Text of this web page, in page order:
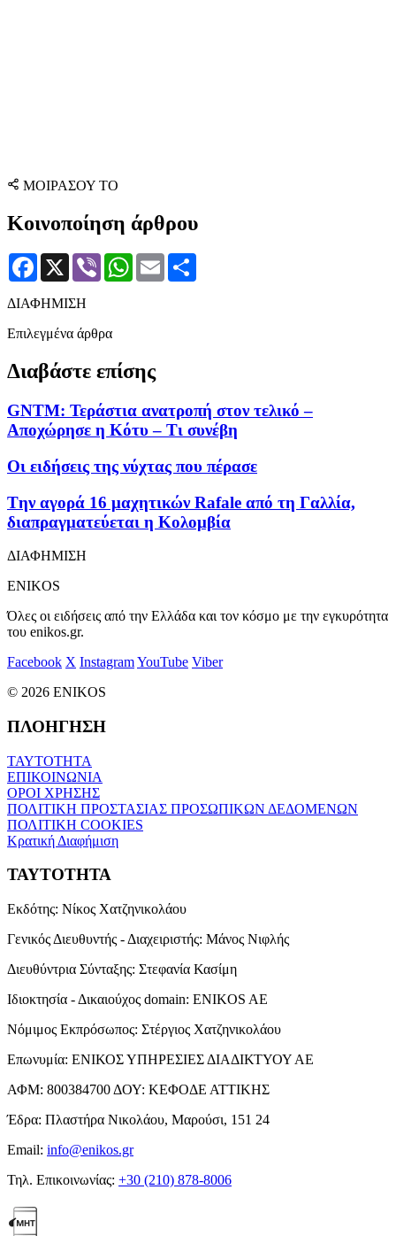
ΜΟΙΡΑΣΟΥ ΤΟ
Κοινοποίηση άρθρου
Facebook
X Viber WhatsApp
Email
ΔΙΑΦΗΜΙΣΗ
Επιλεγμένα άρθρα
Διαβάστε επίσης
GNTM: Τεράστια ανατροπή στον τελικό –
Αποχώρησε η Κότυ – Τι συνέβη
Οι ειδήσεις της νύχτας που πέρασε
Tην αγορά 16 μαχητικών Rafale από τη Γαλλία,
διαπραγματεύεται η Κολομβία
ΔΙΑΦΗΜΙΣΗ
ENIKOS
Όλες οι ειδήσεις από την Ελλάδα και τον κόσμο με την εγκυρότητα
του enikos.gr.
Facebook X InstagramYouTube Viber
© 2026 ENIKOS
ΠΛΟΗΓΗΣΗ
ΤΑΥΤΟΤΗΤΑ
ΕΠΙΚΟΙΝΩΝΙΑ
ΟΡΟΙ ΧΡΗΣΗΣ
ΠΟΛΙΤΙΚΗ ΠΡΟΣΤΑΣΙΑΣ ΠΡΟΣΩΠΙΚΩΝ ΔΕΔΟΜΕΝΩΝ
ΠΟΛΙΤΙΚΗ COOKIES
Κρατική Διαφήμιση
ΤΑΥΤΟΤΗΤΑ
Εκδότης: Νίκος Χατζηνικολάου
Γενικός Διευθυντής - Διαχειριστής: Μάνος Νιφλής
Διευθύντρια Σύνταξης: Στεφανία Κασίμη
Ιδιοκτησία - Δικαιούχος domain: ENIKOS AE
Νόμιμος Εκπρόσωπος: Στέργιος Χατζηνικολάου
Επωνυμία: ΕΝΙΚΟΣ ΥΠΗΡΕΣΙΕΣ ΔΙΑΔΙΚΤΥΟΥ ΑΕ
ΑΦΜ: 800384700 ΔΟΥ: ΚΕΦΟΔΕ ΑΤΤΙΚΗΣ
Έδρα: Πλαστήρα Νικολάου, Μαρούσι, 151 24
Email: info@enikos.gr
Τηλ. Επικοινωνίας: +30 (210) 878-8006